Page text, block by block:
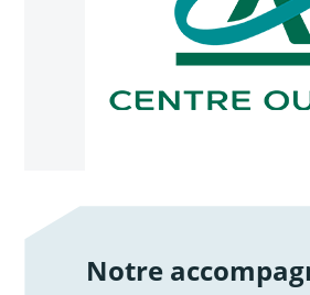
Notre